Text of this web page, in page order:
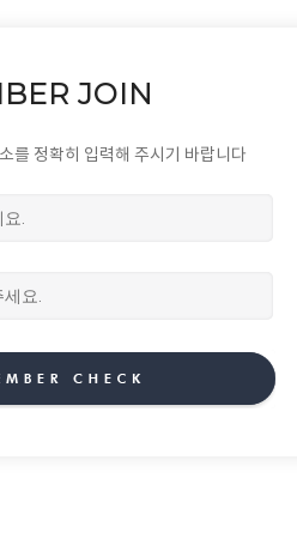
JOIN
를 정확히 입력해 주시기 바랍니다